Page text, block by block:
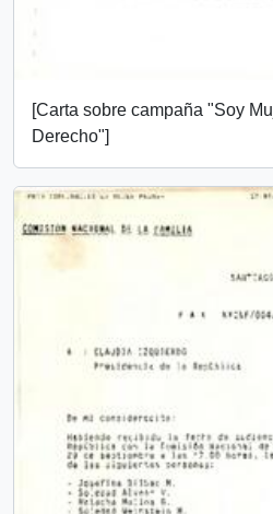
[Carta sobre campaña "Soy
Derecho"]